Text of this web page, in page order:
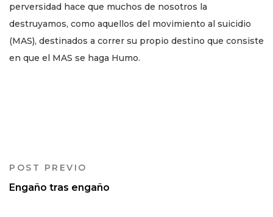
perversidad hace que muchos de nosotros la
destruyamos, como aquellos del movimiento al suicidio
(MAS), destinados a correr su propio destino que consiste
en que el MAS se haga Humo.
POST PREVIO
Engaño tras engaño